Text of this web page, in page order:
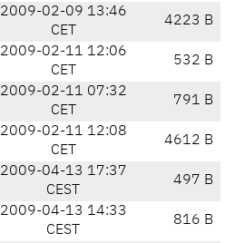
2009-02-09 13:46
CET
4223 B
2009-02-11 12:06
CET
532 B
2009-02-11 07:32
CET
791 B
2009-02-11 12:08
CET
4612 B
2009-04-13 17:37
CEST
497 B
2009-04-13 14:33
CEST
816 B